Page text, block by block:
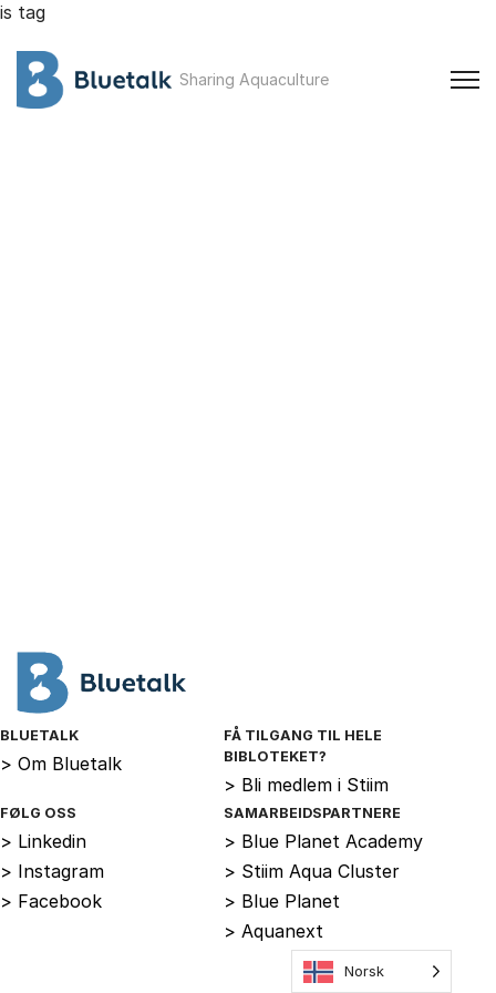
is tag
Sharing Aquaculture
BLUETALK
> Om Bluetalk
FÅ TILGANG TIL HELE
BIBLOTEKET?
> Bli medlem i Stiim
FØLG OSS
> Linkedin
> Instagram
> Facebook
SAMARBEIDSPARTNERE
> Blue Planet Academy
> Stiim Aqua Cluster
> Blue Planet
> Aquanext
Norsk